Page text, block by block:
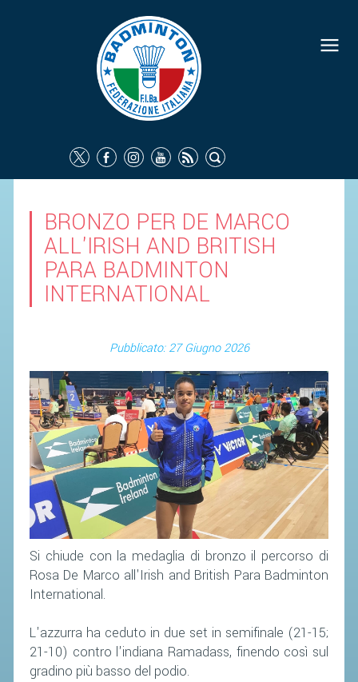
BRONZO PER DE MARCO
ALL'IRISH AND BRITISH
PARA BADMINTON
INTERNATIONAL
Pubblicato: 27 Giugno 2026
Si chiude con la medaglia di bronzo il percorso di
Rosa De Marco all'Irish and British Para Badminton
International.
L'azzurra ha ceduto in due set in semifinale (21-15;
21-10) contro l'indiana Ramadass, finendo così sul
gradino più basso del podio.